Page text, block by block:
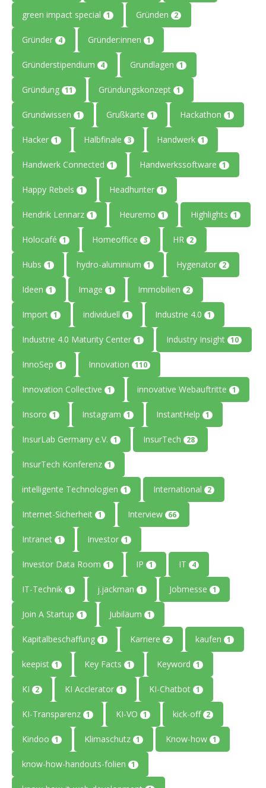
green impact special 1 Gründen 2
Gründer 4 Gründer:innen 1
Gründerstipendium 4 Grundlagen 1
Gründung 11 Gründungskonzept 1
Grundwissen 1 Grußkarte 1 Hackathon 1
Hacker 1 Halbfinale 3 Handwerk 1
Handwerk Connected 1 Handwerkssoftware 1
Happy Rebels 1 Headhunter 1
Hendrik Lennarz 1 Heuremo 1 Highlights 1
Holocafé 1 Homeoffice 3 HR 2
Hubs 1 hydro-aluminium 1 Hygenator 2
Ideen 1 Image 1 Immobilien 2
Import 1 individuell 1 Industrie 4.0 1
Industrie 4.0 Maturity Center 1 Industry Insight 10
InnoSep 1 Innovation 110
Innovation Collective 1 innovative Webauftritte 1
Insoro 1 Instagram 1 InstantHelp 1
InsurLab Germany e.V. 1 InsurTech 28
InsurTech Konferenz 1
intelligente Technologien 1 International 2
Internet-Sicherheit 1 Interview 66
Intranet 1 Investor 1
Investor Data Room 1 IP 1 IT 4
IT-Technik 1 j.jackman 1 Jobmesse 1
Join A Startup 1 Jubiläum 1
Kapitalbeschaffung 1 Karriere 2 kaufen 1
keepist 1 Key Facts 1 Keyword 1
KI 2 KI Acclerator 1 KI-Chatbot 1
KI-Transparenz 1 KI-VO 1 kick-off 2
Kindoo 1 Klimaschutz 1 Know-how 1
know-how-handouts-folien 1